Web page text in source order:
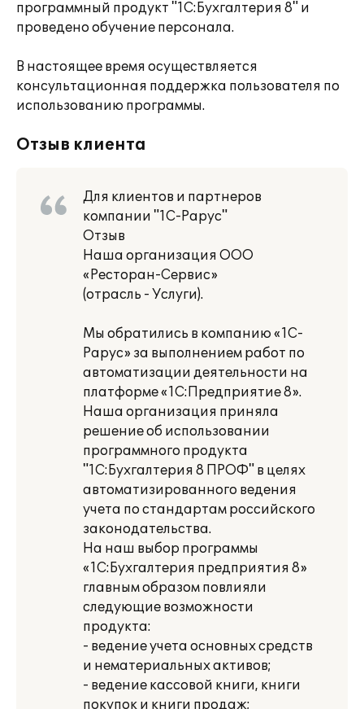
программный продукт "1С:Бухгалтерия 8" и
проведено обучение персонала.
В настоящее время осуществляется
консультационная поддержка пользователя по
использованию программы.
Отзыв клиента
Для клиентов и партнеров
компании "1С-Рарус"
Отзыв
Наша организация ООО
«Ресторан-Сервис»
(отрасль - Услуги).
Мы обратились в компанию «1С-
Рарус» за выполнением работ по
автоматизации деятельности на
платформе «1С:Предприятие 8».
Наша организация приняла
решение об использовании
программного продукта
"1С:Бухгалтерия 8 ПРОФ" в целях
автоматизированного ведения
учета по стандартам российского
законодательства.
На наш выбор программы
«1С:Бухгалтерия предприятия 8»
главным образом повлияли
следующие возможности
продукта:
- ведение учета основных средств
и нематериальных активов;
- ведение кассовой книги, книги
покупок и книги продаж;